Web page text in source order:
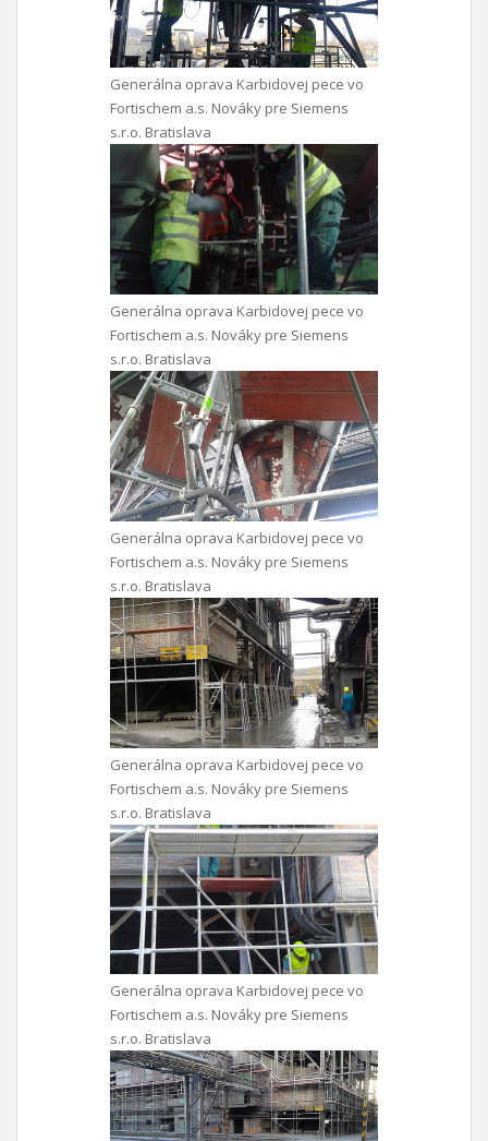
Generálna oprava Karbidovej pece vo
Fortischem a.s. Nováky pre Siemens
s.r.o. Bratislava
Generálna oprava Karbidovej pece vo
Fortischem a.s. Nováky pre Siemens
s.r.o. Bratislava
Generálna oprava Karbidovej pece vo
Fortischem a.s. Nováky pre Siemens
s.r.o. Bratislava
Generálna oprava Karbidovej pece vo
Fortischem a.s. Nováky pre Siemens
s.r.o. Bratislava
Generálna oprava Karbidovej pece vo
Fortischem a.s. Nováky pre Siemens
s.r.o. Bratislava